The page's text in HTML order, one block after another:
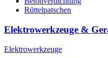
Rüttelpatschen
Elektrowerkzeuge &
Elektrowerkzeuge